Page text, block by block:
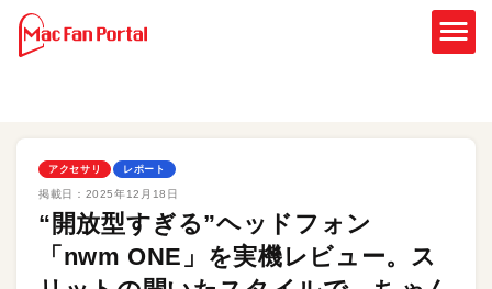
アクセサリ レポート
掲載日： 2025年12月18日
“開放型すぎる”ヘッドフォン
「nwm ONE」を実機レビュー。ス